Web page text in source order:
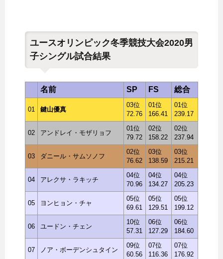
ユースオリンピック冬季競技大会2020男
子シングル試合結果
名前 SP FS 総合
01 鍵山優真
03位
72.76
01位
166.41
01位
239.17
02 アンドレイ・モザリョフ
01位
79.72
02位
158.22
02位
237.94
03 ダニール・サムソノフ
02位
76.62
03位
138.59
03位
215.21
04 アレクサ・ラキッチ
04位
70.96
04位
134.27
04位
205.23
05 ヨンヒョン・チャ
05位
69.61
05位
129.51
05位
199.12
06 ユードン・チェン
10位
57.31
06位
127.29
06位
184.60
07 ノア・ボーデンシュタイン
09位
60.56
07位
116.36
07位
176.92